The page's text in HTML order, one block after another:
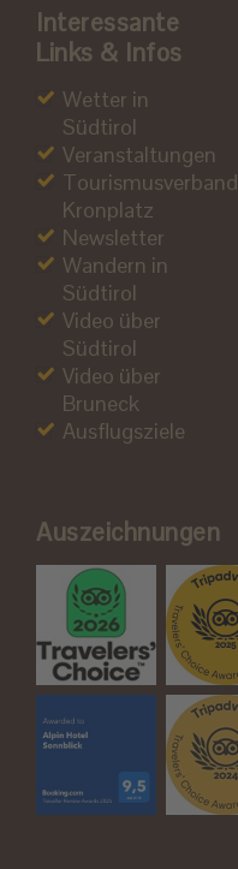
Interessante
Links & Infos
Wetter in
Südtirol
Veranstaltungen
Tourismusverband
Kronplatz
Newsletter
Wandern in
Südtirol
Video über
Südtirol
Video über
Bruneck
Ausflugsziele
Auszeichnungen